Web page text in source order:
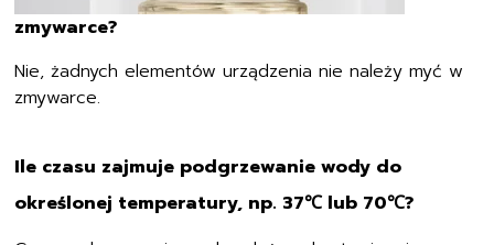
zmywarce?
Nie, żadnych elementów urządzenia nie należy myć w
zmywarce.
Ile czasu zajmuje podgrzewanie wody do
określonej temperatury, np. 37℃ lub 70℃?